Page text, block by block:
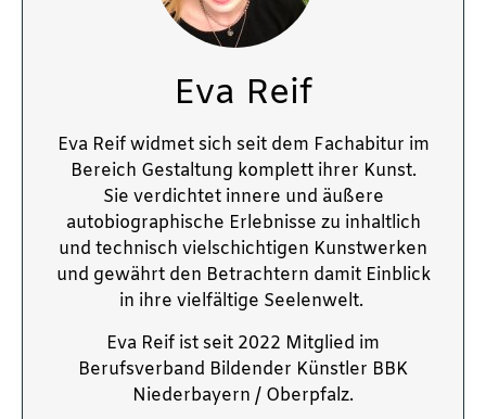
Eva Reif
Eva Reif widmet sich seit dem Fachabitur im
Bereich Gestaltung komplett ihrer Kunst.
Sie verdichtet innere und äußere
autobiographische Erlebnisse zu inhaltlich
und technisch vielschichtigen Kunstwerken
und gewährt den Betrachtern damit Einblick
in ihre vielfältige Seelenwelt.
Eva Reif ist seit 2022 Mitglied im
Berufsverband Bildender Künstler BBK
Niederbayern / Oberpfalz.